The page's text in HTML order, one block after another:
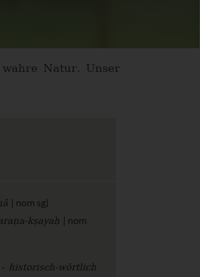
Natur. Unser
| nom sg)
kṣayaḥ | nom
historisch-wörtlich